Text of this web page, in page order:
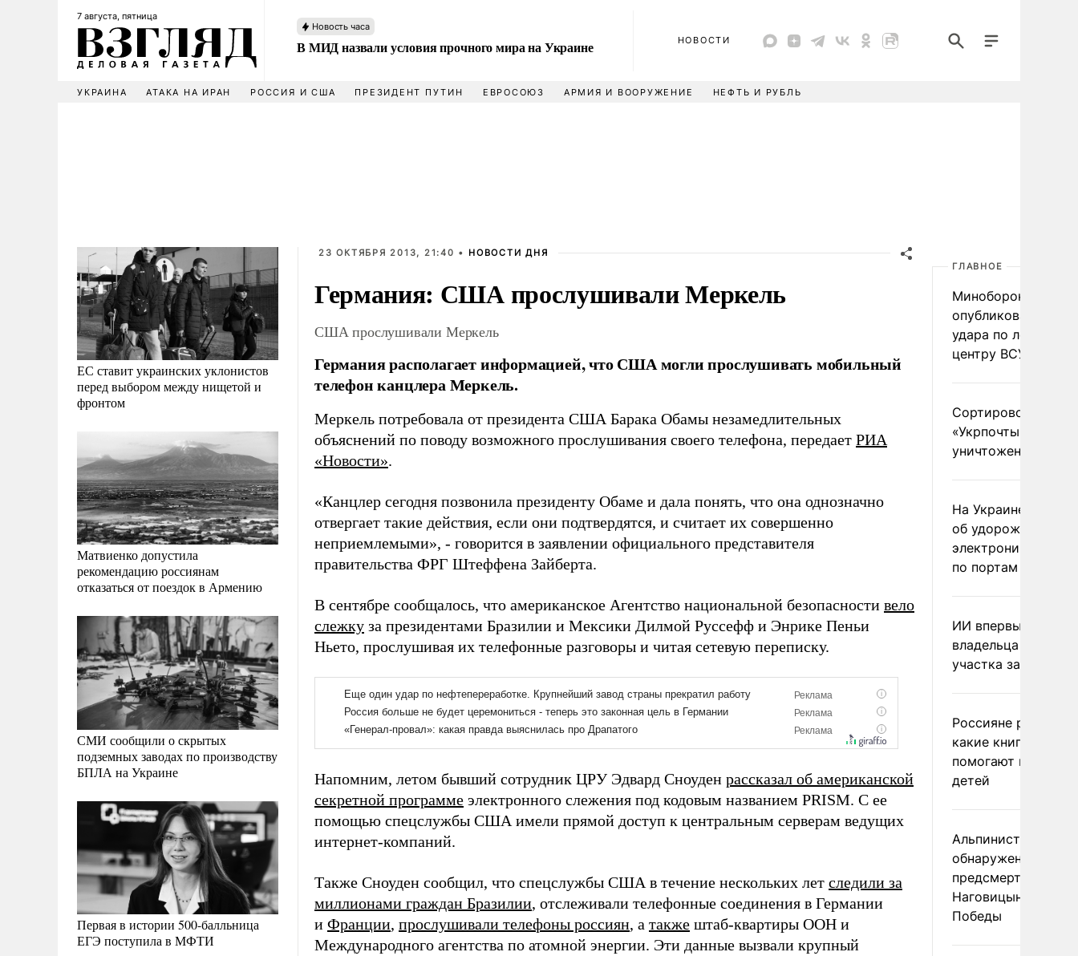
7 августа, пятница
Новость часа
В МИД назвали условия прочного мира на Украине НОВОСТИ
УКРАИНА АТАКА НА ИРАН РОССИЯ И США ПРЕЗИДЕНТ ПУТИН ЕВРОСОЮЗ АРМИЯ И ВООРУЖЕНИЕ НЕФТЬ И РУБЛЬ
ЕС ставит украинских уклонистов
перед выбором между нищетой и
фронтом
Матвиенко допустила
рекомендацию россиянам
отказаться от поездок в Армению
СМИ сообщили о скрытых
подземных заводах по производству
БПЛА на Украине
Первая в истории 500-балльница
ЕГЭ поступила в МФТИ
23 ОКТЯБРЯ 2013, 21:40 • НОВОСТИ ДНЯ
Германия: США прослушивали Меркель
США прослушивали Меркель
Германия располагает информацией, что США могли прослушивать мобильный
телефон канцлера Меркель.
Меркель потребовала от президента США Барака Обамы незамедлительных
объяснений по поводу возможного прослушивания своего телефона, передает РИА
«Новости».
«Канцлер сегодня позвонила президенту Обаме и дала понять, что она однозначно
отвергает такие действия, если они подтвердятся, и считает их совершенно
неприемлемыми», - говорится в заявлении официального представителя
правительства ФРГ Штеффена Зайберта.
В сентябре сообщалось, что американское Агентство национальной безопасности вело
слежку за президентами Бразилии и Мексики Дилмой Руссефф и Энрике Пеньи
Ньето, прослушивая их телефонные разговоры и читая сетевую переписку.
Напомним, летом бывший сотрудник ЦРУ Эдвард Сноуден рассказал об американской
секретной программе электронного слежения под кодовым названием PRISM. С ее
помощью спецслужбы США имели прямой доступ к центральным серверам ведущих
интернет-компаний.
Также Сноуден сообщил, что спецслужбы США в течение нескольких лет следили за
миллионами граждан Бразилии, отслеживали телефонные соединения в Германии
и Франции, прослушивали телефоны россиян, а также штаб-квартиры ООН и
Международного агентства по атомной энергии. Эти данные вызвали крупный
ГЛАВНОЕ
Минобороны
опубликовало
удара по
центру ВСУ под
Сортировочный
«Укрпочты» в
уничтожен
На Украине
об удорожании
электроники
по портам
ИИ впервые
владельца
участка за
Россияне
какие книги и
помогают
детей
Альпинист
обнаружение
предсмертной
Наговицыной на
Победы